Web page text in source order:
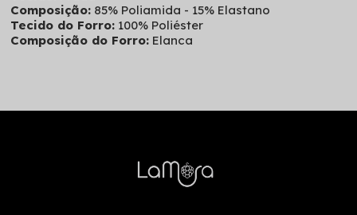
Composição: 85% Poliamida - 15% Elastano
Tecido do Forro: 100% Poliéster
Composição do Forro: Elanca